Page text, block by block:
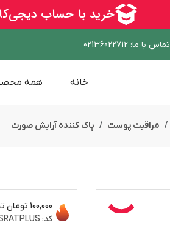
تماس با ما:
02136022712
خانه همه
مراقبت پوست پاک کننده آرایش صورت
100,000 تومان
کد: